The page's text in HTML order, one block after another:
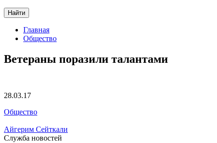
Найти
Главная
Общество
Ветераны поразили талантами
28.03.17
Общество
Айгерим Сейткали
Служба новостей